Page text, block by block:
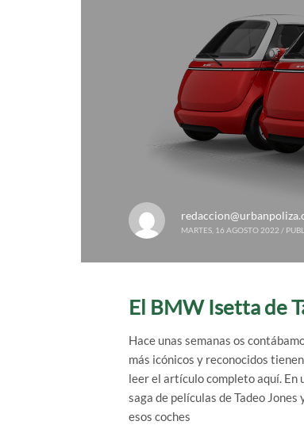
MARTES, 16 AGOSTO 2022 /
El BMW Isetta de
Hace unas semanas os
más icónicos y reconocidos
leer el artículo completo aquí. En
saga de películas de Tadeo
esos coches